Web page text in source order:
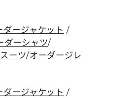
ダージャケット
ダーシャツ
ーツ オーダージレ
ダージャケット